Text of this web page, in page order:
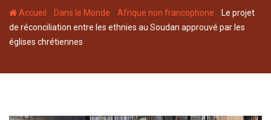
Accueil - Dans le Monde -Afrique non francophone - Le projet
de réconciliation entre les ethnies au Soudan approuvé par les
églises chrétiennes